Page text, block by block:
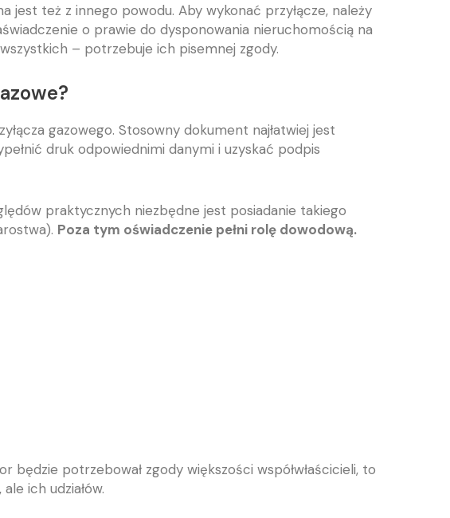
jest też z innego powodu. Aby wykonać przyłącze, należy
o prawie do dysponowania nieruchomością na
– potrzebuje ich pisemnej zgody.
gazowego. Stosowny dokument najłatwiej jest
druk odpowiednimi danymi i uzyskać podpis
praktycznych niezbędne jest posiadanie takiego
Poza tym oświadczenie pełni rolę dowodową.
będzie potrzebował zgody większości współwłaścicieli, to
ich udziałów.